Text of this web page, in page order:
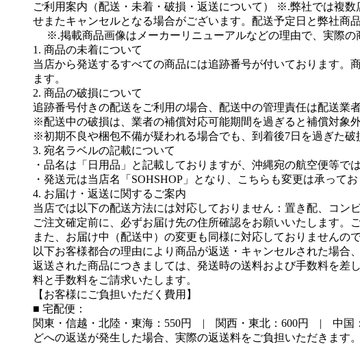
ご利用案内（配送・未着・破損・返送について） ※.弊社では複
せまたキャンセルとなる場合がございます。配送予定日と弊社
※.掲載商品画像はメーカーリニューアルなどの理由で、実際の
1. 商品の未着について
当店から発送するすべての商品には追跡番号が付いております。
ます。
2. 商品の破損について
追跡番号付きの配送をご利用の場合、配送中の管理責任は配送業
※配送中の破損は、業者の補償対応可能期間を過ぎると補償対象
※初期不良や梱包不備が疑われる場合でも、到着後7日を過ぎた破
3. 宛名ラベルの記載について
・品名は「日用品」と記載しておりますが、沖縄宛の航空便等で
・発送元は当店名「SOHSHOP」となり、こちらも変更は承ってお
4. お届け・返送に関するご案内
当店では以下の配送方法には対応しておりません：置き配、コン
ご注文確定前に、必ずお届け先の住所確認をお願いいたします。
また、お届け中（配送中）の変更も同様に対応しておりませんの
以下お客様都合の理由により商品が返送・キャンセルされた場
返送された商品につきましては、発送時の送料および手数料を
料と手数料をご請求いたします。
【お客様にご負担いただく費用】
■ 宅配便：
関東・信越・北陸・東海：550円 | 関西・東北：600円 | 中
どへの返送が発生した場合、実際の返送料をご負担いただきます。